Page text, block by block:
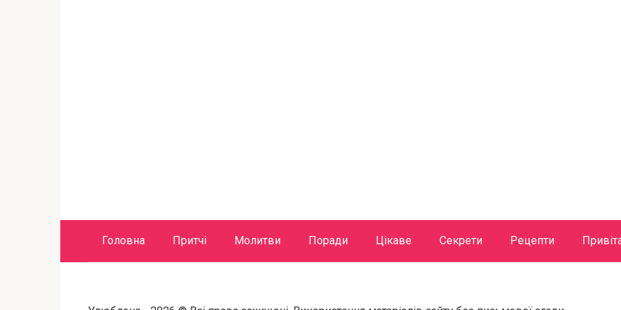
Головна Притчі Молитви Поради Цікаве Секрети Рецепти